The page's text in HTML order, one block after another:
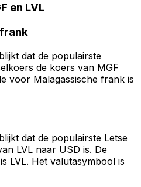
en LVL
dat de populairste
de koers van MGF
voor Malagassische frank is
dat de populairste Letse
LVL naar USD is. De
LVL. Het valutasymbool is